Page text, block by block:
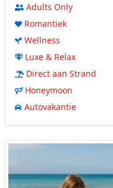
Adults Only
Romantiek
Wellness
Luxe & Relax
Direct aan Strand
Honeymoon
Autovakantie